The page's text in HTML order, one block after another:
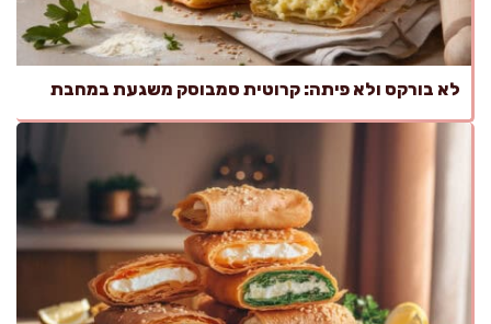
לא בורקס ולא פיתה: קרוטית סמבוסק משגעת במחבת